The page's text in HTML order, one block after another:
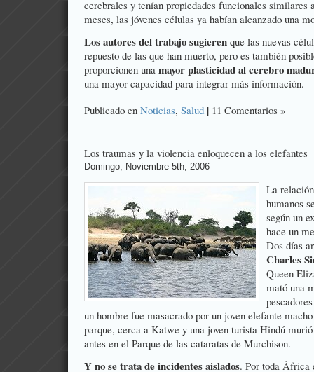
cerebrales y tenían propiedades funcionales similares
meses, las jóvenes células ya habían alcanzado una
Los autores del trabajo sugieren que las nuevas
repuesto de las que han muerto, pero es también
proporcionen una mayor plasticidad al cerebro
una mayor capacidad para integrar más información.
Publicado en Noticias, Salud | 11 Comentarios »
Los traumas y la violencia enloquecen a los elefantes
Domingo, Noviembre 5th, 2006
La
humanos
según un
hace un
Dos días
Charles
Queen
mató una
un hombre fue masacrado por un joven elefante
parque, cerca a Katwe y una joven turista Hindú
antes en el Parque de las cataratas de Murchison.
Y no se trata de incidentes aislados. Por toda África